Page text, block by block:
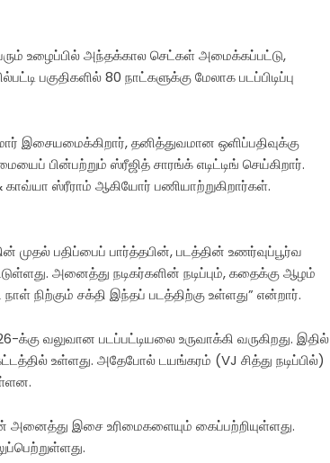
உழைப்பில் அந்தக்கால செட்கள் அமைக்கப்பட்டு,
பகுதிகளில் 80 நாட்களுக்கு மேலாக படப்பிடிப்பு
இசையமைக்கிறார், தனித்துவமான ஒளிப்பதிவுக்கு
பின்பற்றும் ஸ்ரீஜித் சாரங்க் எடிட்டிங் செய்கிறார்.
காவ்யா ஸ்ரீராம் ஆகியோர் பணியாற்றுகிறார்கள்.
முதல் பதிப்பைப் பார்த்தபின், படத்தின் உணர்வுப்பூர்வ
அனைத்து நடிகர்களின் நடிப்பும், கதைக்கு ஆழம்
நிற்கும் சக்தி இந்தப் படத்திற்கு உள்ளது” என்றார்.
க்கு வலுவான படப்பட்டியலை உருவாக்கி வருகிறது. இதில்
உள்ளது. அதேபோல் டயங்கரம் (VJ சித்து நடிப்பில்)
அனைத்து இசை உரிமைகளையும் கைப்பற்றியுள்ளது.